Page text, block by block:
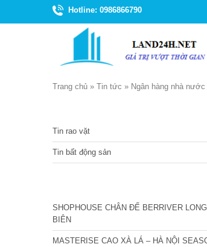
Hotline: 0986866790
Trang chủ » Tin tức » Ngân hàng nhà
Tin rao vặt
Tin bất động sản
SHOPHOUSE CHÂN ĐẾ BERRIVER LONG
BIÊN
MASTERISE CAO XÀ LÁ – HÀ NỘI